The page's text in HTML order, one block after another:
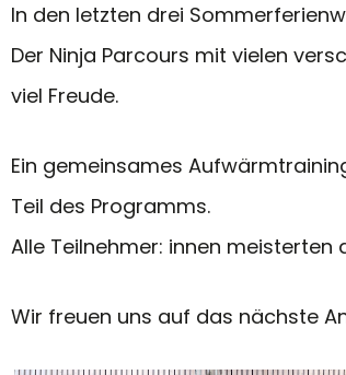
In den letzten drei
Der Ninja Parcours mit vielen
viel Freude.
Ein gemeinsames
Teil des Programms.
Alle Teilnehmer: innen
Wir freuen uns auf das nächste